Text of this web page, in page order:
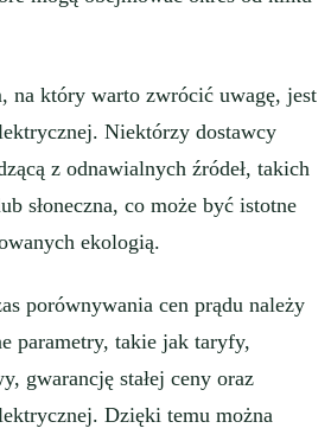
na który warto zwrócić uwagę, jest
Niektórzy dostawcy
z odnawialnych źródeł, takich
słoneczna, co może być istotne
ekologią.
porównywania cen prądu należy
parametry, takie jak taryfy,
gwarancję stałej ceny oraz
Dzięki temu można